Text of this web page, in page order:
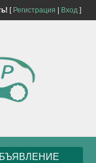
[ Регистрация Вход]